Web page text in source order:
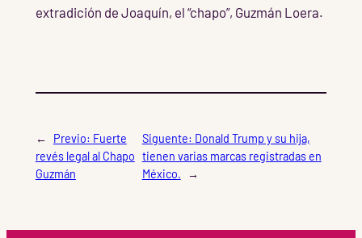
extradición de Joaquín, el “chapo”, Guzmán Loera.
← Previo: Fuerte
revés legal al Chapo
Guzmán
Siguente: Donald Trump y su hija,
tienen varias marcas registradas en
México.
→